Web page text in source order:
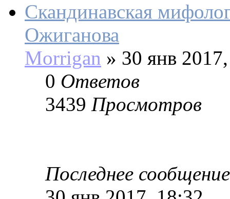
Скандинавская
Ожиганова
Morrigan » 30 янв
0 Ответов
3439 Просмотров
Последнее сообщение